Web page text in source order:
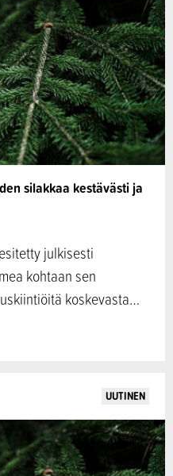
silakkaa kestävästi ja
julkisesti
kohtaan sen
koskevasta…
UUTINEN